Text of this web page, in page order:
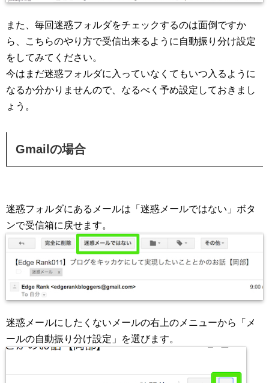
また、毎回迷惑フォルダをチェックするのは面倒ですか
ら、こちらのやり方で受信出来るように自動振り分け設定
をしてみてください。
今はまだ迷惑フォルダに入っていなくてもいつ入るように
なるか分かりませんので、なるべく予め設定しておきまし
ょう。
Gmailの場合
迷惑フォルダにあるメールは「迷惑メールではない」ボタ
ンで受信箱に戻せます。
迷惑メールにしたくないメールの右上のメニューから「メ
ールの自動振り分け設定」を選びます。